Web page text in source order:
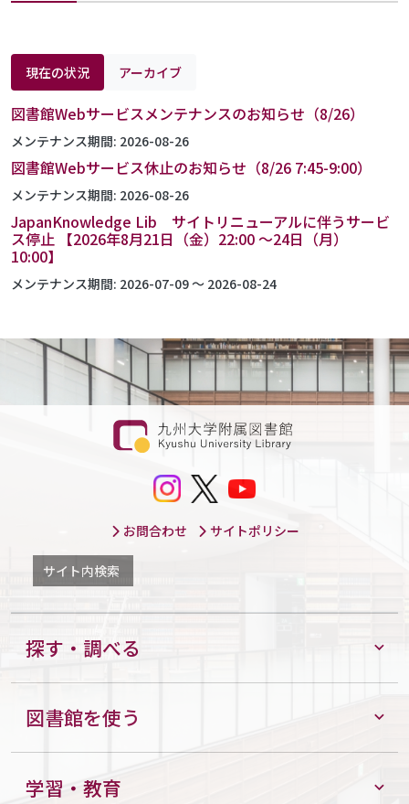
現在の状況 アーカイブ
図書館Webサービスメンテナンスのお知らせ（8/26）
メンテナンス期間: 2026-08-26
図書館Webサービス休止のお知らせ（8/26 7:45-9:00）
メンテナンス期間: 2026-08-26
JapanKnowledge Lib サイトリニューアルに伴うサービ
ス停止 【2026年8月21日（金）22:00 ～24日（月）
10:00】
メンテナンス期間: 2026-07-09〜 2026-08-24
お問合わせ サイトポリシー
サイト内検索
探す・調べる
図書館を使う
学習・教育